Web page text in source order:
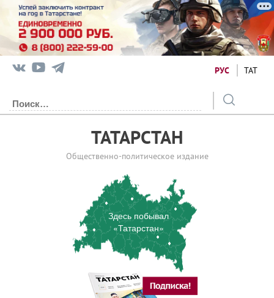
РУС ТАТ
ТАТАРСТАН
Общественно-политическое издание
Здесь побывал
«Татарстан»